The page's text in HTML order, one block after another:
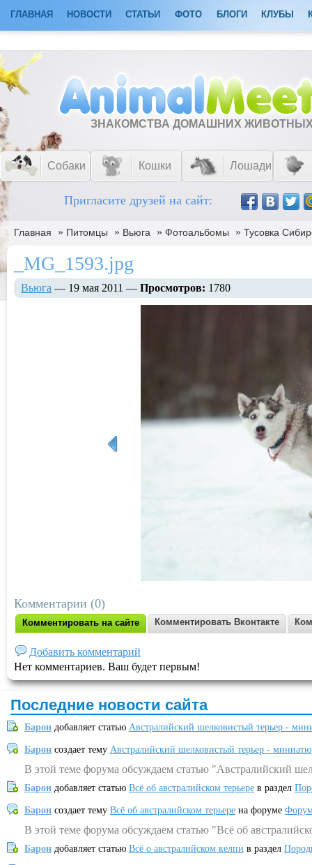
ГЛАВНАЯ НОВОСТИ СТАТЬИ ФОТО БЛОГИ КЛУБЫ
ЗНАКОМСТВА ДОМАШНИХ
Собаки Кошки Лошади
Пригласите друзей на сайт:
Главная » Питомцы » Вьюга » Фотоальбомы » Тусовка
_MG_1593.jpg
Вьюга — 19 мая 2011 — Просмотров: 1780
Комментарии (0)
Комментировать на сайте Комментировать Вконтакте
Добавить комментарий
Нет комментариев. Ваш будет первым!
Последние новости сайта
Барон добавляет статью Австралийский шелковистый терьер -
Барон создает тему Австралийский шелковистый терьер -
В этой теме форума обсуждаем статью "Австралийский
Барон добавляет статью Всё об австралийском терьере в раздел
Барон создает тему Всё об австралийском терьере на форуме
В этой теме форума обсуждаем статью "Всё об
Барон добавляет статью Всё о австралийском келпи в раздел